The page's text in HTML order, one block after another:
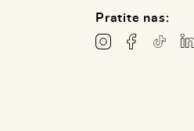
Pratite nas: